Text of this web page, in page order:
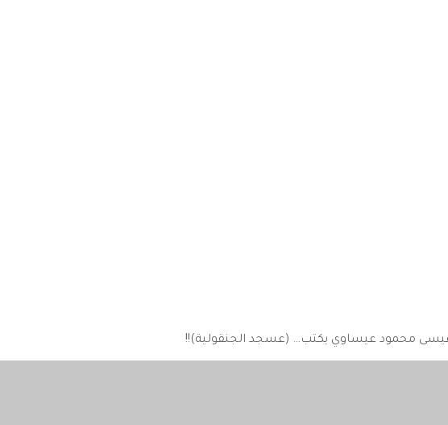
عيسى محمود عيساوي يكتب… (عسجد الجنقولية)!!